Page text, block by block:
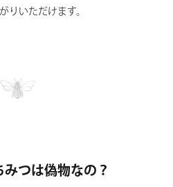
りいただけます。
つは偽物なの？